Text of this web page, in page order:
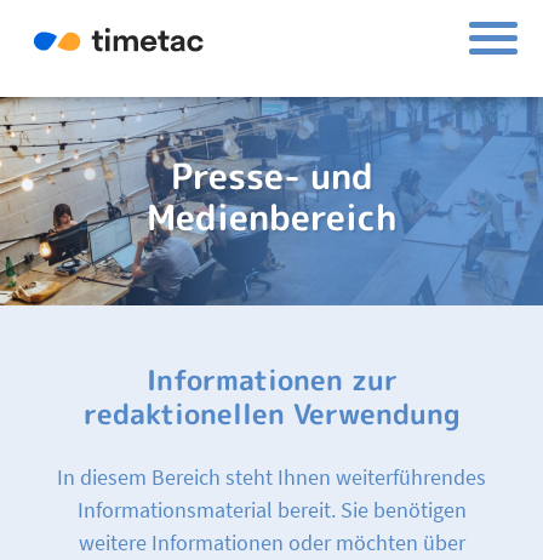
Presse- und
Medienbereich
Informationen zur
redaktionellen Verwendung
In diesem Bereich steht Ihnen weiterführendes
Informationsmaterial bereit. Sie benötigen
weitere Informationen oder möchten über